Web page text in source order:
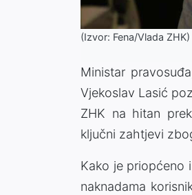
(Izvor: Fena/Vlada ZHK)
Ministar
Vjekoslav Lasić
ZHK na hitan
ključni zahtjevi
Kako je priopćeno
naknadama